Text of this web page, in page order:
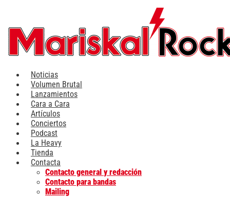
contenido
Noticias
Volumen Brutal
Lanzamientos
Cara a Cara
Artículos
Conciertos
Podcast
La Heavy
Tienda
Contacta
Contacto general y redacción
Contacto para bandas
Mailing